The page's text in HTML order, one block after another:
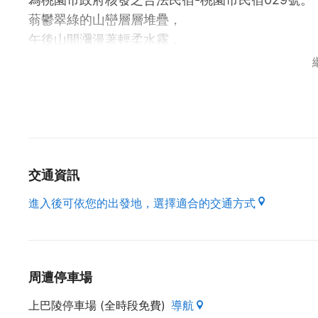
蓊鬱翠綠的山巒層層堆疊，
午後山間瀰漫著輕柔水霧，
「拉拉山恩愛農場」的主人寶哥於結婚十週年時到
來到這裡您不僅可欣賞美景及品嘗香甜水果，「拉
領有中餐丙級證書的主廚將為您精心烹調最可口的
交通資訊
進入後可依您的出發地，選擇適合的交通方式
周遭停車場
上巴陵停車場 (全時段免費) 導航